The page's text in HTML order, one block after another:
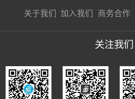
关于我们 加入我们
接扔简历
商务合作
接开聊
关注我们